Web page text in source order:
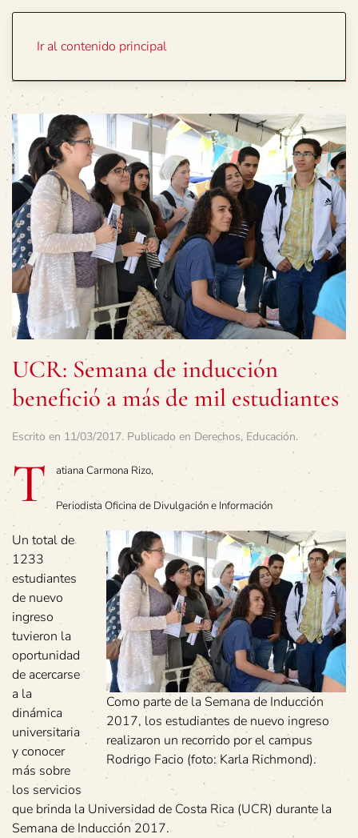
Ir al contenido principal
UCR: Semana de inducción
benefició a más de mil estudiantes
Escrito en 11/03/2017. Publicado en Derechos, Educación.
T atiana Carmona Rizo,
Periodista Oficina de Divulgación e Información
Como parte de la Semana de Inducción
2017, los estudiantes de nuevo ingreso
realizaron un recorrido por el campus
Rodrigo Facio (foto: Karla Richmond).
Un total de
1233
estudiantes
de nuevo
ingreso
tuvieron la
oportunidad
de acercarse
a la
dinámica
universitaria
y conocer
más sobre
los servicios
que brinda la Universidad de Costa Rica (UCR) durante la
Semana de Inducción 2017.